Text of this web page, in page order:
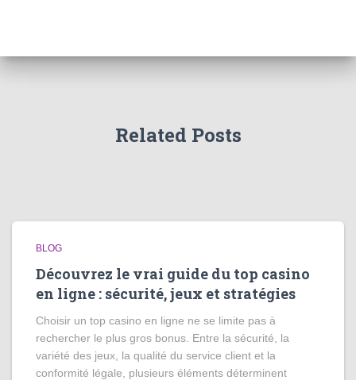
Related Posts
BLOG
Découvrez le vrai guide du top casino
en ligne : sécurité, jeux et stratégies
Choisir un top casino en ligne ne se limite pas à
rechercher le plus gros bonus. Entre la sécurité, la
variété des jeux, la qualité du service client et la
conformité légale, plusieurs éléments déterminent